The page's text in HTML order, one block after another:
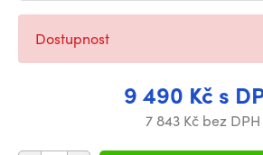
9 490 Kč s
7 843 Kč bez DPH
Dostupnost